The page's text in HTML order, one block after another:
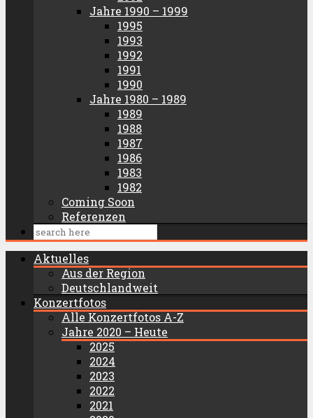
Jahre 1990 – 1999
1995
1993
1992
1991
1990
Jahre 1980 – 1989
1989
1988
1987
1986
1983
1982
Coming Soon
Referenzen
Aktuelles
Aus der Region
Deutschlandweit
Konzertfotos
Alle Konzertfotos A-Z
Jahre 2020 – Heute
2025
2024
2023
2022
2021